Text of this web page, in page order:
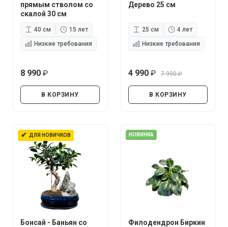
прямым стволом со
скалой 30 см
40 см
15 лет
Низкие требования
8 990
В КОРЗИНУ
Дерево 25 см
25 см
4 лет
Низкие требования
4 990
7 990
В КОРЗИНУ
✔ ДЛЯ НОВИЧКОВ
Бонсай - Баньян со
НОВИНКА
Филодендрон Биркин